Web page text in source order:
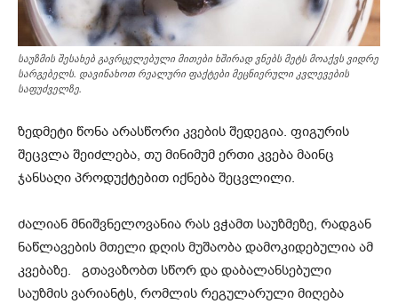
საუზმის შესახებ გავრცელებული მითები ხშირად ვნებს მეტს მოაქვს ვიდრე
სარგებელს. დავინახოთ რეალური ფაქტები მეცნიერული კვლევების
საფუძველზე.
ზედმეტი წონა არასწორი კვების შედეგია. ფიგურის
შეცვლა შეიძლება, თუ მინიმუმ ერთი კვება მაინც
ჯანსაღი პროდუქტებით იქნება შეცვლილი.
ძალიან მნიშვნელოვანია რას ვჭამთ საუზმეზე, რადგან
ნაწლავების მთელი დღის მუშაობა დამოკიდებულია ამ
კვებაზე. გთავაზობთ სწორ და დაბალანსებული
საუზმის ვარიანტს, რომლის რეგულარული მიღება